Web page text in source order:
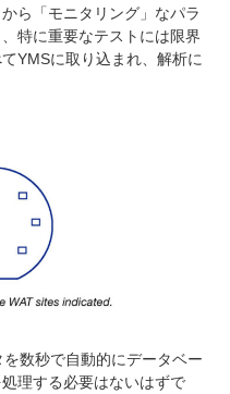
ら「モニタリング」なパラ
特に重要なテストには限界
YMSに取り込まれ、解析に
数秒で自動的にデータベー
理する必要はないはずで